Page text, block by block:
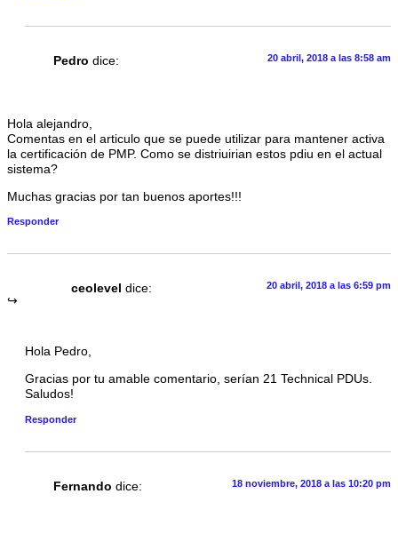
Pedro dice: 20 abril, 2018 a las 8:58 am
Hola alejandro,
Comentas en el articulo que se puede utilizar para mantener activa
la certificación de PMP. Como se distriuirian estos pdiu en el actual
sistema?
Muchas gracias por tan buenos aportes!!!
Responder
ceolevel dice: 20 abril, 2018 a las 6:59 pm
Hola Pedro,
Gracias por tu amable comentario, serían 21 Technical PDUs.
Saludos!
Responder
Fernando dice: 18 noviembre, 2018 a las 10:20 pm